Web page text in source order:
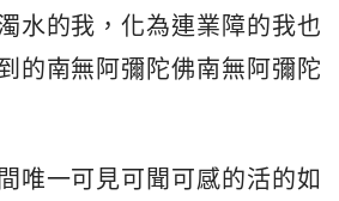
水的我，化為連業障的我也
的南無阿彌陀佛南無阿彌陀
唯一可見可聞可感的活的如